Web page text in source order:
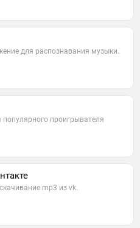
для распознавания музыки.
проигрывателя
mp3 из vk.